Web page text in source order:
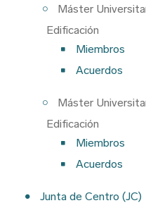
Máster
Edificación
Miembros
Acuerdos
Máster
Edificación
Miembros
Acuerdos
Junta de Centro (JC)